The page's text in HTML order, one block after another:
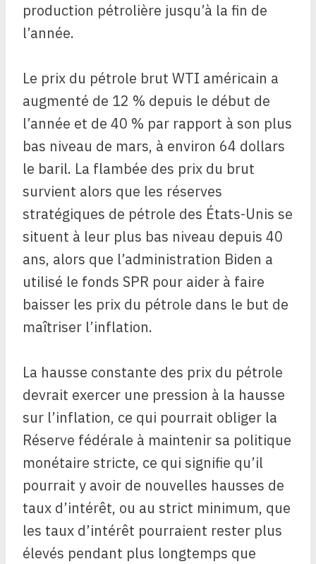
production pétrolière jusqu’à la fin de
l’année.
Le prix du pétrole brut WTI américain a
augmenté de 12 % depuis le début de
l’année et de 40 % par rapport à son plus
bas niveau de mars, à environ 64 dollars
le baril. La flambée des prix du brut
survient alors que les réserves
stratégiques de pétrole des États-Unis se
situent à leur plus bas niveau depuis 40
ans, alors que l’administration Biden a
utilisé le fonds SPR pour aider à faire
baisser les prix du pétrole dans le but de
maîtriser l’inflation.
La hausse constante des prix du pétrole
devrait exercer une pression à la hausse
sur l’inflation, ce qui pourrait obliger la
Réserve fédérale à maintenir sa politique
monétaire stricte, ce qui signifie qu’il
pourrait y avoir de nouvelles hausses de
taux d’intérêt, ou au strict minimum, que
les taux d’intérêt pourraient rester plus
élevés pendant plus longtemps que